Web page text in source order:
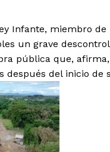
Infante, miembro
un grave
pública que,
después del inicio de